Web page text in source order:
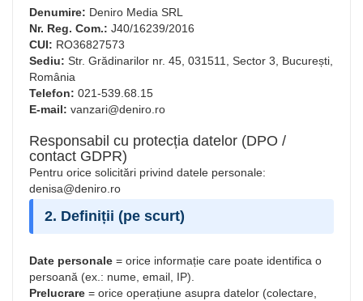
Denumire: Deniro Media SRL
Nr. Reg. Com.: J40/16239/2016
CUI: RO36827573
Sediu: Str. Grădinarilor nr. 45, 031511, Sector 3, București,
România
Telefon: 021-539.68.15
E-mail: vanzari@deniro.ro
Responsabil cu protecția datelor (DPO /
contact GDPR)
Pentru orice solicitări privind datele personale:
denisa@deniro.ro
2. Definiții (pe scurt)
Date personale = orice informație care poate identifica o
persoană (ex.: nume, email, IP).
Prelucrare = orice operațiune asupra datelor (colectare,